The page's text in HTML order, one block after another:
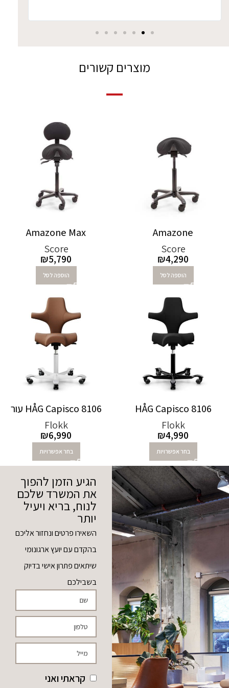
מוצרים קשורים
Amazone
Score
₪4,290
הוספה לסל
Amazone Max
Score
₪5,790
הוספה לסל
HÅG Capisco 8106
Flokk
₪4,990
בחר אפשרויות
HÅG Capisco 8106 עור
Flokk
₪6,990
בחר אפשרויות
הגיע הזמן להפוך
את המשרד שלכם
לנוח, בריא ויעיל
יותר
השאירו פרטים ונחזור אליכם
בהקדם עם יועץ ארגונומי
שיתאים פתרון אישי בדיוק
בשבילכם
קראתי ואני